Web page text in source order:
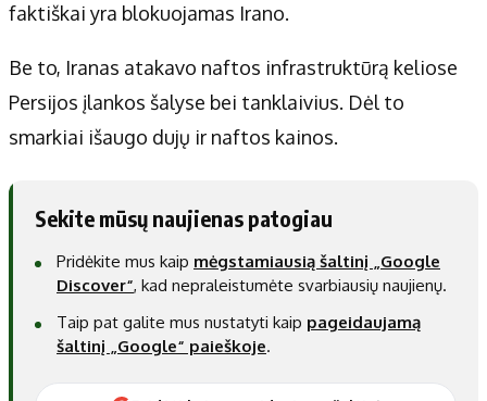
faktiškai yra blokuojamas Irano.
Be to, Iranas atakavo naftos infrastruktūrą keliose
Persijos įlankos šalyse bei tanklaivius. Dėl to
smarkiai išaugo dujų ir naftos kainos.
Sekite mūsų naujienas patogiau
Pridėkite mus kaip mėgstamiausią šaltinį „Google
Discover“, kad nepraleistumėte svarbiausių naujienų.
Taip pat galite mus nustatyti kaip pageidaujamą
šaltinį „Google“ paieškoje.